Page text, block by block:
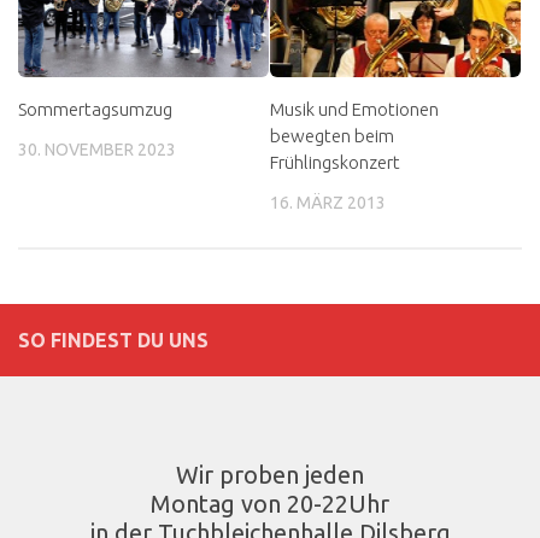
Sommertagsumzug
30. NOVEMBER 2023
Musik und Emotionen
bewegten beim
Frühlingskonzert
16. MÄRZ 2013
SO FINDEST DU UNS
Wir proben jeden
Montag von 20-22Uhr
in der Tuchbleichenhalle Dilsberg